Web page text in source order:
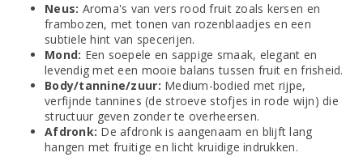
Neus: Aroma's van vers rood fruit zoals kersen en
frambozen, met tonen van rozenblaadjes en een
subtiele hint van specerijen.
Mond: Een soepele en sappige smaak, elegant en
levendig met een mooie balans tussen fruit en frisheid.
Body/tannine/zuur: Medium-bodied met rijpe,
verfijnde tannines (de stroeve stofjes in rode wijn) die
structuur geven zonder te overheersen.
Afdronk: De afdronk is aangenaam en blijft lang
hangen met fruitige en licht kruidige indrukken.